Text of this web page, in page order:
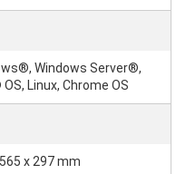
Windows Server®,
Linux, Chrome OS
x 297 mm